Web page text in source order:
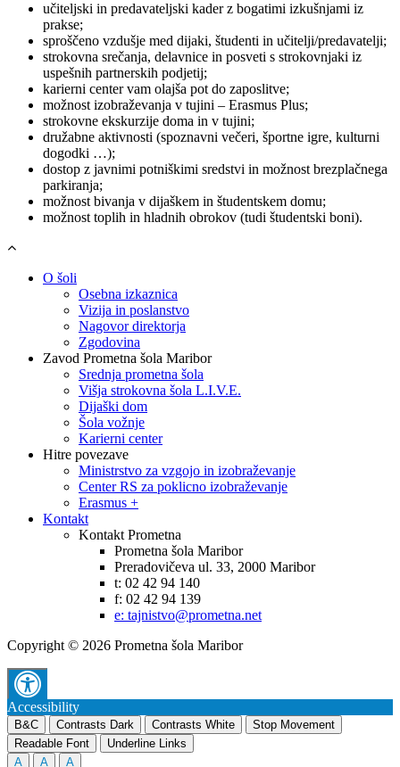
učiteljski in predavateljski kader z bogatimi izkušnjami iz
prakse;
sproščeno vzdušje med dijaki, študenti in učitelji/predavatelji;
strokovna srečanja, delavnice in posveti s strokovnjaki iz
uspešnih partnerskih podjetij;
karierni center vam olajša pot do zaposlitve;
možnost izobraževanja v tujini – Erasmus Plus;
strokovne ekskurzije doma in v tujini;
družabne aktivnosti (spoznavni večeri, športne igre, kulturni
dogodki …);
dostop z javnimi potniškimi sredstvi in možnost brezplačnega
parkiranja;
možnost bivanja v dijaškem in študentskem domu;
možnost toplih in hladnih obrokov (tudi študentski boni).
O šoli
Osebna izkaznica
Vizija in poslanstvo
Nagovor direktorja
Zgodovina
Zavod Prometna šola Maribor
Srednja prometna šola
Višja strokovna šola L.I.V.E.
Dijaški dom
Šola vožnje
Karierni center
Hitre povezave
Ministrstvo za vzgojo in izobraževanje
Center RS za poklicno izobraževanje
Erasmus +
Kontakt
Kontakt Prometna
Prometna šola Maribor
Preradovičeva ul. 33, 2000 Maribor
t: 02 42 94 140
f: 02 42 94 139
e: tajnistvo@prometna.net
Copyright © 2026 Prometna šola Maribor
Accessibility
B&C Contrasts Dark Contrasts White
Stop Movement
Readable Font
Underline Links
A
A A